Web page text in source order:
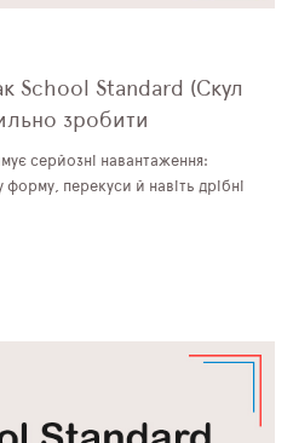
School Standard (Скул
зробити
серйозні навантаження:
перекуси й навіть дрібні